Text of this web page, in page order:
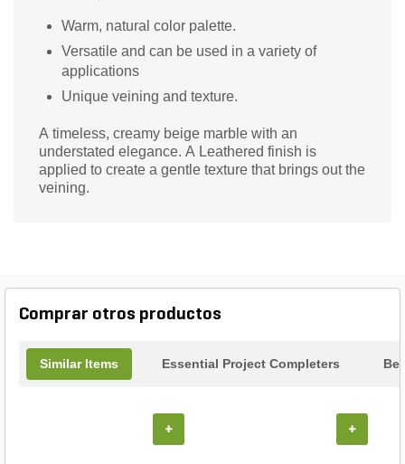
Warm, natural color palette.
Versatile and can be used in a variety of
applications
Unique veining and texture.
A timeless, creamy beige marble with an
understated elegance. A Leathered finish is
applied to create a gentle texture that brings out the
veining.
Comprar otros productos
Similar Items Essential Project Completers
+ +